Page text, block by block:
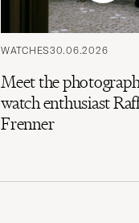
WATCHES30.06.2026
Meet the
watch enthusiast
Frenner